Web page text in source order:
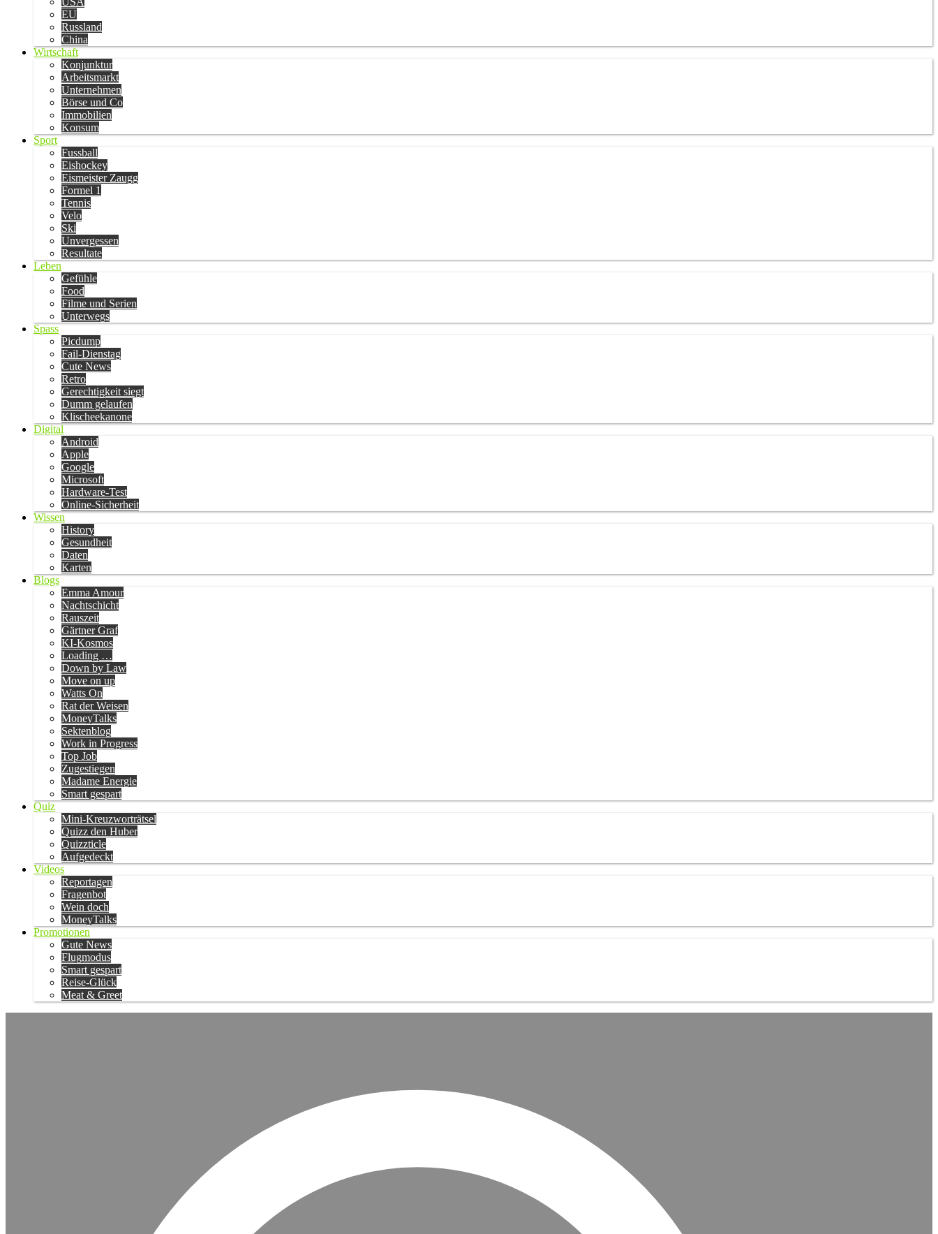
EU
Russland
China
Wirtschaft
Konjunktur
Arbeitsmarkt
Unternehmen
Börse und Co
Immobilien
Konsum
Sport
Fussball
Eishockey
Eismeister Zaugg
Formel 1
Tennis
Velo
Ski
Unvergessen
Resultate
Leben
Gefühle
Food
Filme und Serien
Unterwegs
Spass
Picdump
Fail-Dienstag
Cute News
Retro
Gerechtigkeit siegt
Dumm gelaufen
Klischeekanone
Digital
Android
Apple
Google
Microsoft
Hardware-Test
Online-Sicherheit
Wissen
History
Gesundheit
Daten
Karten
Blogs
Emma Amour
Nachtschicht
Rauszeit
Gärtner Graf
KI-Kosmos
Loading …
Down by Law
Move on up
Watts On
Rat der Weisen
MoneyTalks
Sektenblog
Work in Progress
Top Job
Zugestiegen
Madame Energie
Smart gespart
Quiz
Mini-Kreuzworträtsel
Quizz den Huber
Quizzticle
Aufgedeckt
Videos
Reportagen
Fragenbot
Wein doch
MoneyTalks
Promotionen
Gute News
Flugmodus
Smart gespart
Reise-Glück
Meat & Greet